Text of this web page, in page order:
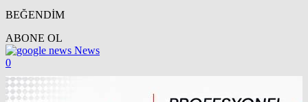
BEĞENDİM
ABONE OL
News
0